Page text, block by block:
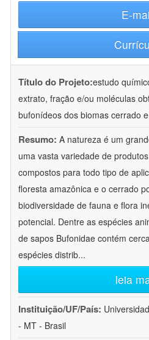
E-
Título do Projeto:estudo
extrato, fração e/ou moléculas
bufonídeos dos biomas cerrado
Resumo: A natureza é um
uma vasta variedade de
compostos para todo tipo de
floresta amazônica e o cerrado
biodiversidade de fauna e flora
potencial. Dentre as espécies
de sapos Bufonidae contém
espécies distrib...
leia
Instituição/UF/País:
- MT - Brasil